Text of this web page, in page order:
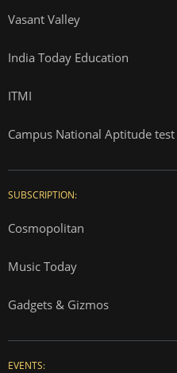
Vasant Valley
India Today Education
ITMI
Campus National Aptitude test
SUBSCRIPTION:
Cosmopolitan
Music Today
Gadgets & Gizmos
EVENTS: